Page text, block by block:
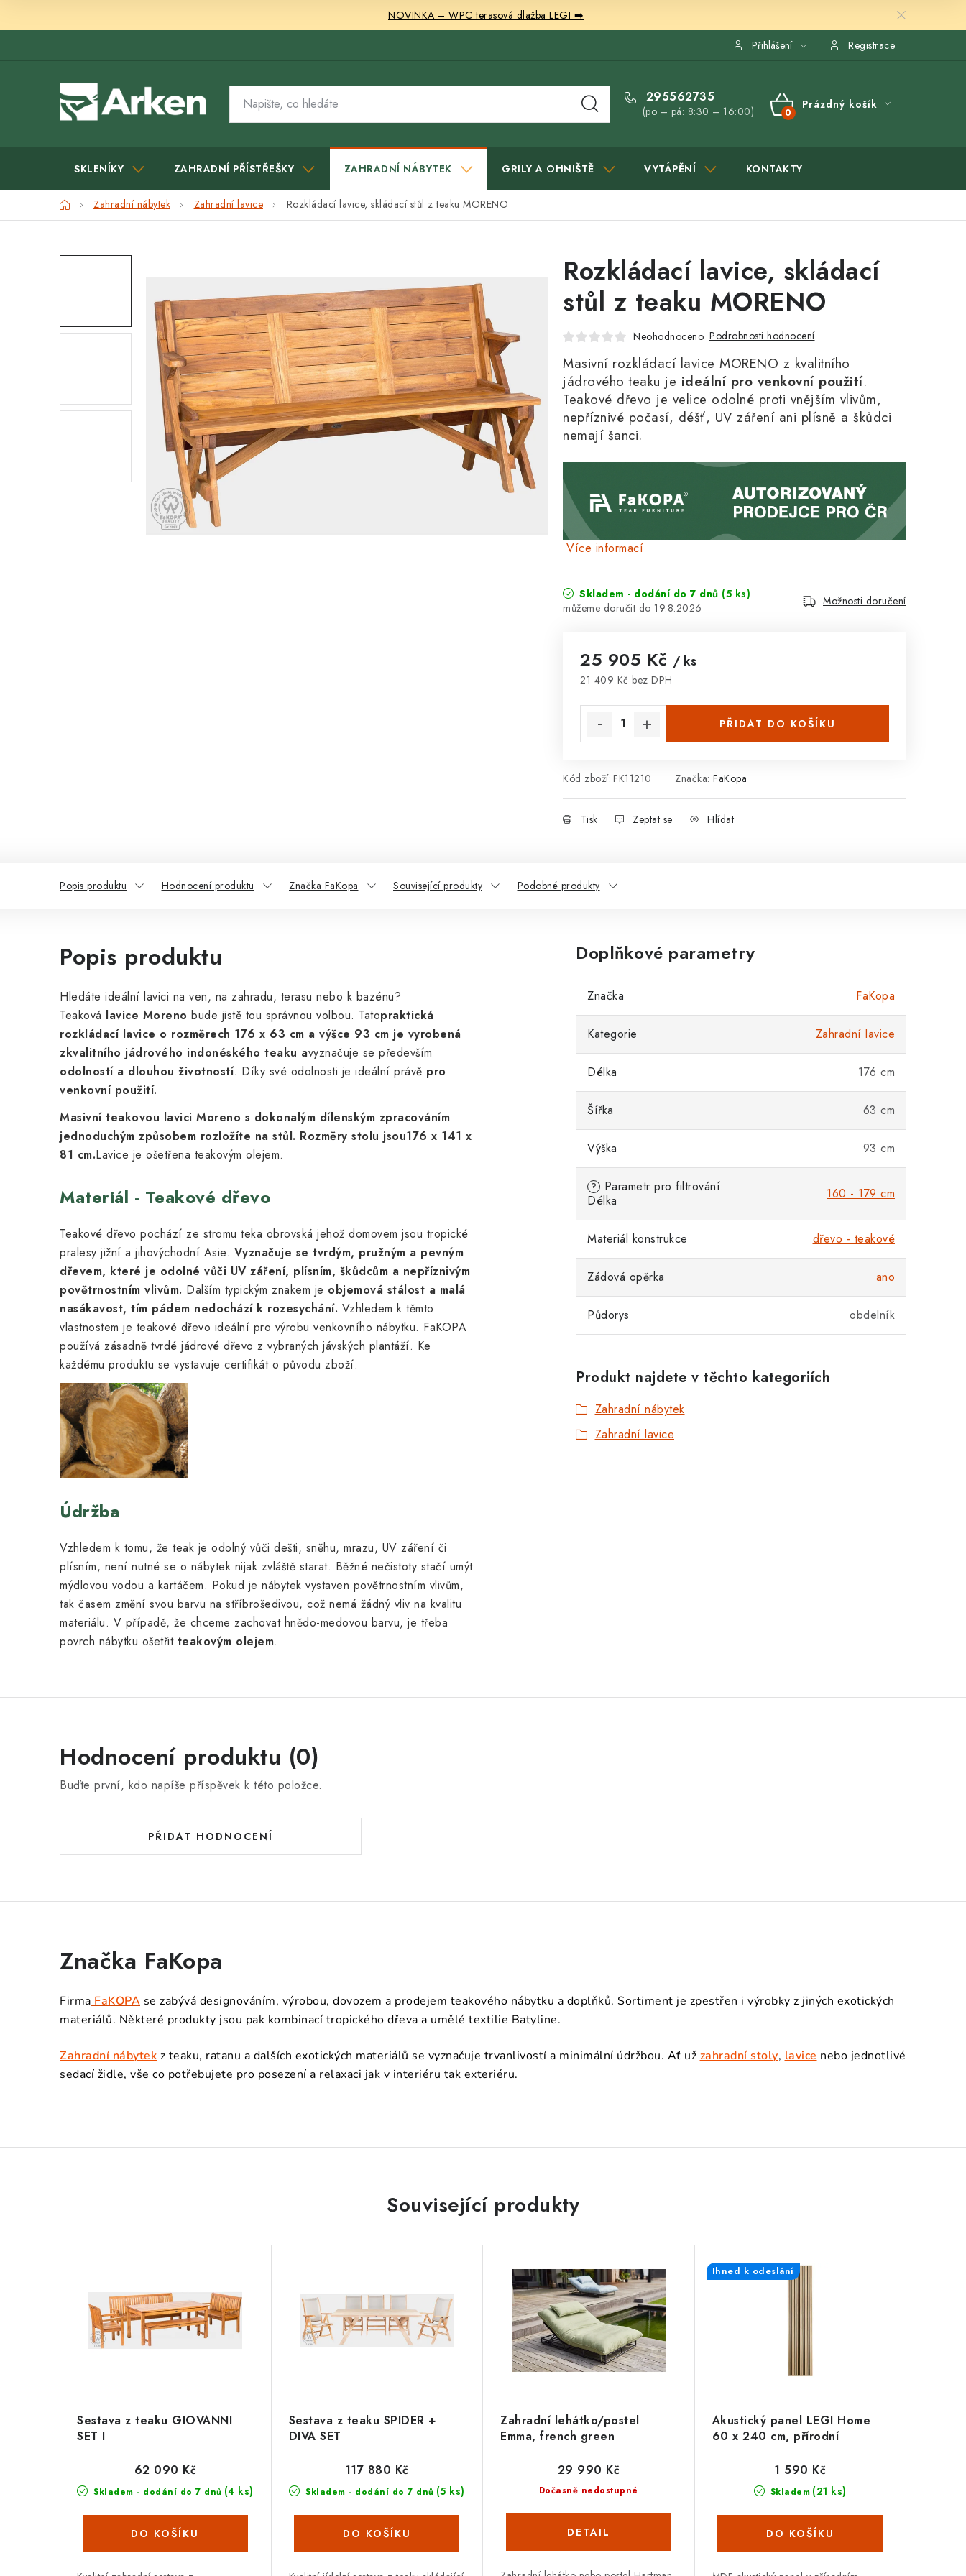
NOVINKA – WPC terasová dlažba LEGI ➡️
Přihlášení Registrace
295562735
(po – pá: 8:30 – 16:00)
NÁKUPNÍ
Prázdný košík
SKLENÍKY ZAHRADNÍ PŘÍSTŘEŠKY ZAHRADNÍ NÁBYTEK GRILY A OHNIŠTĚ VYTÁPĚNÍ KONTAKTY
DomůZahradní nábytek Zahradní lavice Rozkládací lavice, skládací stůl z teaku MORENO
Rozkládací lavice, skládací
stůl z teaku MORENO
Neohodnoceno Podrobnosti hodnocení
Masivní rozkládací lavice MORENO z kvalitního
jádrového teaku je ideální pro venkovní použití.
Teakové dřevo je velice odolné proti vnějším vlivům,
nepříznivé počasí, déšť, UV záření ani plísně a škůdci
nemají šanci.
Více informací
Skladem - dodání do 7 dnů (5 ks)
19.8.2026
Možnosti doručení
25 905 Kč / ks
21 409 Kč bez DPH
PŘIDAT DO KOŠÍKU
Kód zboží: FK11210 Značka: FaKopa
Tisk Zeptat se Hlídat
Popis produktu Hodnocení produktu Značka FaKopa Související produkty Podobné produkty
Popis produktu
Hledáte ideální lavici na ven, na zahradu, terasu nebo k bazénu?
Teaková lavice Moreno bude jistě tou správnou volbou. Tatopraktická
rozkládací lavice o rozměrech 176 x 63 cm a výšce 93 cm je vyrobená
zkvalitního jádrového indonéského teaku avyznačuje se především
odolností a dlouhou životností. Díky své odolnosti je ideální právě pro
venkovní použití.
Masivní teakovou lavici Moreno s dokonalým dílenským zpracováním
jednoduchým způsobem rozložíte na stůl. Rozměry stolu jsou176 x 141 x
81 cm.Lavice je ošetřena teakovým olejem.
Materiál - Teakové dřevo
Teakové dřevo pochází ze stromu teka obrovská jehož domovem jsou tropické
pralesy jižní a jihovýchodní Asie. Vyznačuje se tvrdým, pružným a pevným
dřevem, které je odolné vůči UV záření, plísním, škůdcům a nepříznivým
povětrnostním vlivům. Dalším typickým znakem je objemová stálost a malá
nasákavost, tím pádem nedochází k rozesychání. Vzhledem k těmto
vlastnostem je teakové dřevo ideální pro výrobu venkovního nábytku. FaKOPA
používá zásadně tvrdé jádrové dřevo z vybraných jávských plantáží. Ke
každému produktu se vystavuje certifikát o původu zboží.
Údržba
Vzhledem k tomu, že teak je odolný vůči dešti, sněhu, mrazu, UV záření či
plísním, není nutné se o nábytek nijak zvláště starat. Běžné nečistoty stačí umýt
mýdlovou vodou a kartáčem. Pokud je nábytek vystaven povětrnostním vlivům,
tak časem změní svou barvu na stříbrošedivou, což nemá žádný vliv na kvalitu
materiálu. V případě, že chceme zachovat hnědo-medovou barvu, je třeba
povrch nábytku ošetřit teakovým olejem.
Doplňkové parametry
Značka FaKopa
Kategorie Zahradní lavice
Délka 176 cm
Šířka 63 cm
Výška 93 cm
? Parametr pro filtrování:
Délka
160 - 179 cm
Materiál konstrukce dřevo - teakové
Zádová opěrka ano
Půdorys obdelník
Produkt najdete v těchto kategoriích
Zahradní nábytek
Zahradní lavice
Hodnocení produktu (0)
Buďte první, kdo napíše příspěvek k této položce.
PŘIDAT HODNOCENÍ
Značka FaKopa
Firma FaKOPA se zabývá designováním, výrobou, dovozem a prodejem teakového nábytku a doplňků. Sortiment je zpestřen i výrobky z jiných exotických
materiálů. Některé produkty jsou pak kombinací tropického dřeva a umělé textilie Batyline.
Zahradní nábytek z teaku, ratanu a dalších exotických materiálů se vyznačuje trvanlivostí a minimální údržbou. Ať už zahradní stoly, lavice nebo jednotlivé
sedací židle, vše co potřebujete pro posezení a relaxaci jak v interiéru tak exteriéru.
Související produkty
Sestava z teaku GIOVANNI
SET I
Skladem - dodání do 7 dnů (4 ks)
62 090 Kč
Sestava z teaku SPIDER +
DIVA SET
Skladem - dodání do 7 dnů (5 ks)
117 880 Kč
Zahradní lehátko/postel
Emma, french green
Dočasně nedostupné
29 990 Kč
Akustický panel LEGI Home
60 x 240 cm, přírodní
Ihned k odeslání
Skladem (21 ks)
1 590 Kč